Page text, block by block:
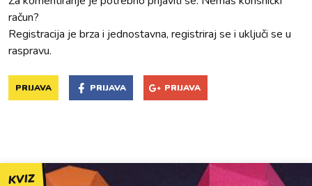
račun?
Registracija je brza i jednostavna, registriraj se i uključi se u
raspravu.
PRIJAVA PRIJAVA PRIJAVA
KVIZ